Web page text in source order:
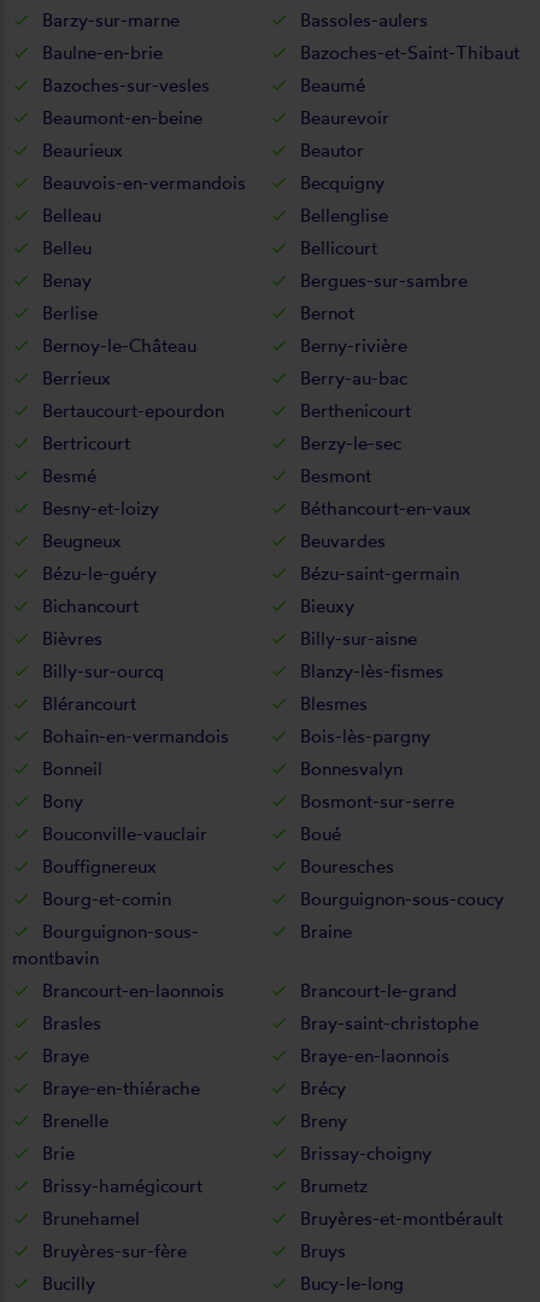
Barzy-sur-marne
Bassoles-aulers
Baulne-en-brie
Bazoches-et-Saint-Thibaut
Bazoches-sur-vesles
Beaumé
Beaumont-en-beine
Beaurevoir
Beaurieux
Beautor
Beauvois-en-vermandois
Becquigny
Belleau
Bellenglise
Belleu
Bellicourt
Benay
Bergues-sur-sambre
Berlise
Bernot
Bernoy-le-Château
Berny-rivière
Berrieux
Berry-au-bac
Bertaucourt-epourdon
Berthenicourt
Bertricourt
Berzy-le-sec
Besmé
Besmont
Besny-et-loizy
Béthancourt-en-vaux
Beugneux
Beuvardes
Bézu-le-guéry
Bézu-saint-germain
Bichancourt
Bieuxy
Bièvres
Billy-sur-aisne
Billy-sur-ourcq
Blanzy-lès-fismes
Blérancourt
Blesmes
Bohain-en-vermandois
Bois-lès-pargny
Bonneil
Bonnesvalyn
Bony
Bosmont-sur-serre
Bouconville-vauclair
Boué
Bouffignereux
Bouresches
Bourg-et-comin
Bourguignon-sous-coucy
Bourguignon-sous-
montbavin
Braine
Brancourt-en-laonnois
Brancourt-le-grand
Brasles
Bray-saint-christophe
Braye
Braye-en-laonnois
Braye-en-thiérache
Brécy
Brenelle
Breny
Brie
Brissay-choigny
Brissy-hamégicourt
Brumetz
Brunehamel
Bruyères-et-montbérault
Bruyères-sur-fère
Bruys
Bucilly
Bucy-le-long